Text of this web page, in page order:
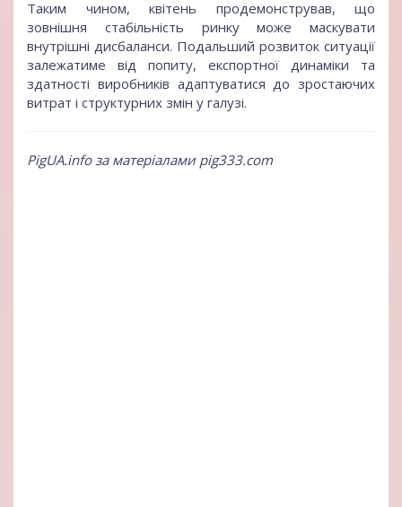
Таким чином, квітень продемонстрував, що
зовнішня стабільність ринку може маскувати
внутрішні дисбаланси. Подальший розвиток ситуації
залежатиме від попиту, експортної динаміки та
здатності виробників адаптуватися до зростаючих
витрат і структурних змін у галузі.
PigUA.info за матеріалами pig333.com